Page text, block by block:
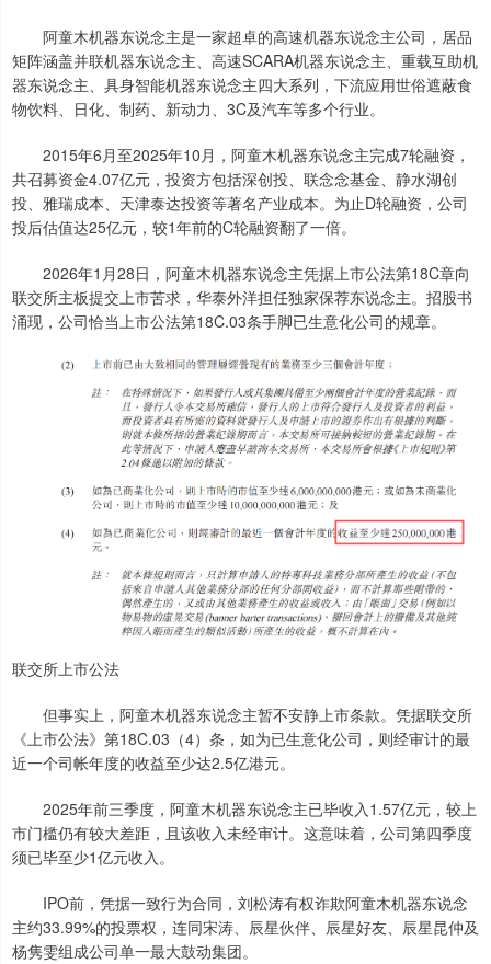
阿童木机器东说念主是一家超卓的高速机器东说念主公司，居品
矩阵涵盖并联机器东说念主、高速SCARA机器东说念主、重载互助机
器东说念主、具身智能机器东说念主四大系列，下流应用世俗遮蔽食
物饮料、日化、制药、新动力、3C及汽车等多个行业。
2015年6月至2025年10月，阿童木机器东说念主完成7轮融资，
共召募资金4.07亿元，投资方包括深创投、联念念基金、静水湖创
投、雅瑞成本、天津泰达投资等著名产业成本。为止D轮融资，公司
投后估值达25亿元，较1年前的C轮融资翻了一倍。
2026年1月28日，阿童木机器东说念主凭据上市公法第18C章向
联交所主板提交上市苦求，华泰外洋担任独家保荐东说念主。招股书
涌现，公司恰当上市公法第18C.03条手脚已生意化公司的规章。
联交所上市公法
但事实上，阿童木机器东说念主暂不安静上市条款。凭据联交所
《上市公法》第18C.03（4）条，如为已生意化公司，则经审计的最
近一个司帐年度的收益至少达2.5亿港元。
2025年前三季度，阿童木机器东说念主已毕收入1.57亿元，较上
市门槛仍有较大差距，且该收入未经审计。这意味着，公司第四季度
须已毕至少1亿元收入。
IPO前，凭据一致行为合同，刘松涛有权诈欺阿童木机器东说念
主约33.99%的投票权，连同宋涛、辰星伙伴、辰星好友、辰星昆仲及
杨隽雯组成公司单一最大鼓动集团。